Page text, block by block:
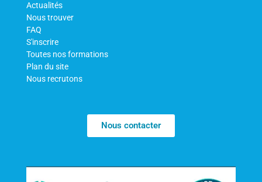
Actualités
Nous trouver
FAQ
S'inscrire
Toutes nos formations
Plan du site
Nous recrutons
Nous contacter